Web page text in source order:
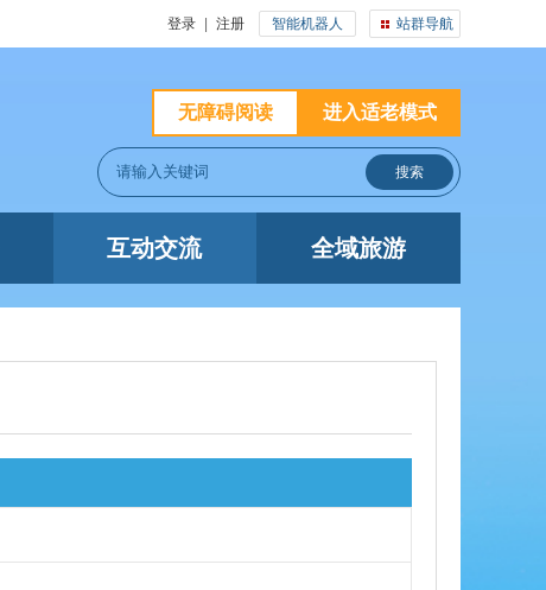
站群导航
登录 注册 智能机器人
进入适老模式
无障碍阅读
互动交流 全域旅游